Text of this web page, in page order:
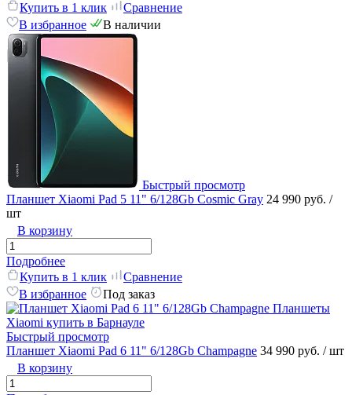
Купить в 1 клик
Сравнение
В избранное
В наличии
Быстрый просмотр
Планшет Xiaomi Pad 5 11" 6/128Gb Cosmic Gray 24 990 руб. /
шт
В корзину
Подробнее
Купить в 1 клик
Сравнение
В избранное
Под заказ
Быстрый просмотр
Планшет Xiaomi Pad 6 11" 6/128Gb Champagne 34 990 руб. / шт
В корзину